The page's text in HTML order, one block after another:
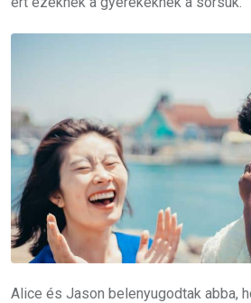
Alice és Jason belenyugodtak abba,